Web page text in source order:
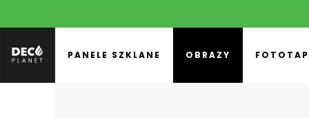
PANELE SZKLANE OBRAZY